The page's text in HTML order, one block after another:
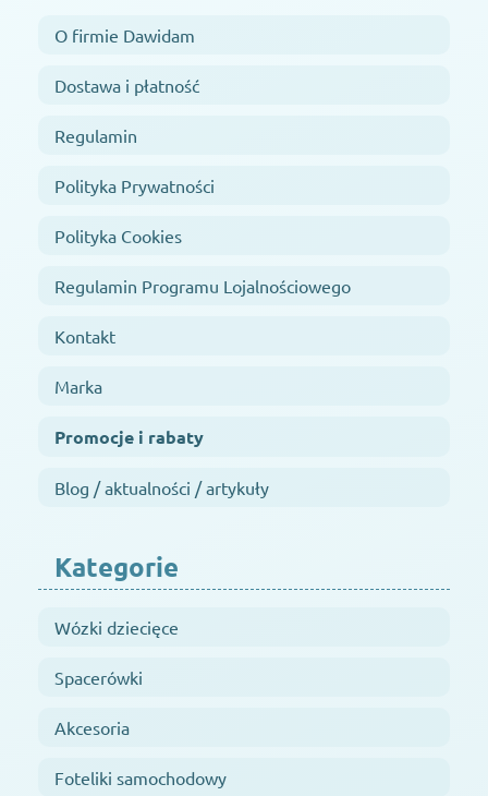
O firmie Dawidam
Dostawa i płatność
Regulamin
Polityka Prywatności
Polityka Cookies
Regulamin Programu Lojalnościowego
Kontakt
Marka
Promocje i rabaty
Blog / aktualności / artykuły
Kategorie
Wózki dziecięce
Spacerówki
Akcesoria
Foteliki samochodowy